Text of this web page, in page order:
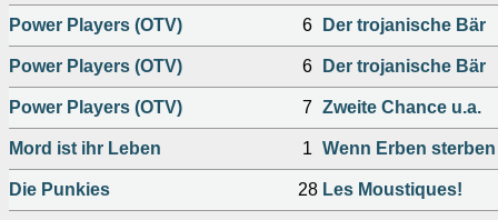
Power Players (OTV) 6 Der trojanische Bär
Power Players (OTV) 6 Der trojanische Bär
Power Players (OTV) 7 Zweite Chance u.a.
Mord ist ihr Leben 1 Wenn Erben sterben
Die Punkies 28 Les Moustiques!